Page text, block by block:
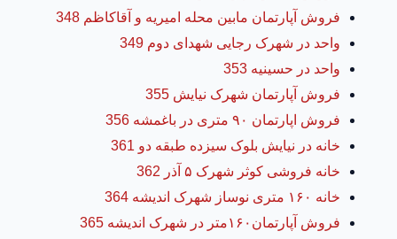
فروش آپارتمان مابین محله امیریه و آقاکاظم 348
واحد در شهرک رجایی شهدای دوم 349
واحد در حسینیه 353
فروش آپارتمان شهرک نیایش 355
فروش اپارتمان ۹۰ متری در باغمشه 356
خانه در نیایش بلوک سیزده طبقه دو 361
خانه فروشی کوثر شهرک ۵ آذر 362
خانه ۱۶۰ متری نوساز شهرک اندیشه 364
فروش آپارتمان۱۶۰متر در شهرک اندیشه 365